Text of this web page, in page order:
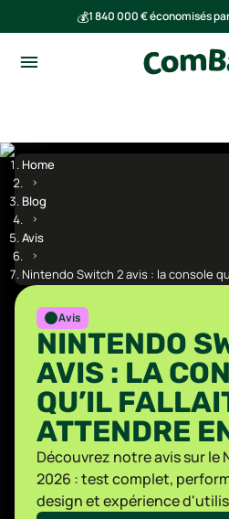
💰1 840 000 € économisés
Home
Blog
Avis
Nintendo Switch 2 avis : la console
Avis
NINTENDO
AVIS : LA
QU’IL
ATTENDRE
Découvrez notre avis sur le
2026 : test complet,
design et expérience